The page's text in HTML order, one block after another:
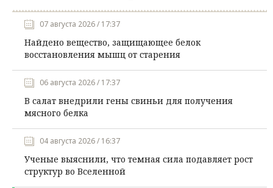
07 августа 2026 / 17:37
Найдено вещество, защищающее белок
восстановления мышц от старения
06 августа 2026 / 17:37
В салат внедрили гены свиньи для получения
мясного белка
04 августа 2026 / 16:37
Ученые выяснили, что темная сила подавляет рост
структур во Вселенной